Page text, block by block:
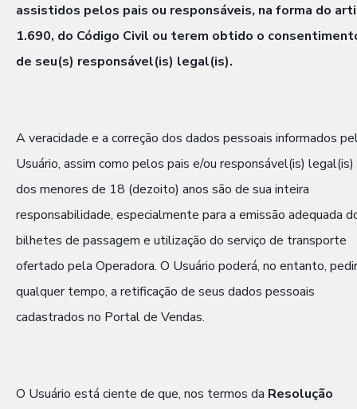
assistidos pelos pais ou responsáveis, na forma do
1.690, do Código Civil ou terem obtido o
de seu(s) responsável(is) legal(is).
A veracidade e a correção dos dados pessoais informados
Usuário, assim como pelos pais e/ou responsável(is) legal(is)
dos menores de 18 (dezoito) anos são de sua inteira
responsabilidade, especialmente para a emissão adequada
bilhetes de passagem e utilização do serviço de transporte
ofertado pela Operadora. O Usuário poderá, no entanto,
qualquer tempo, a retificação de seus dados pessoais
cadastrados no Portal de Vendas.
O Usuário está ciente de que, nos termos da Resolução